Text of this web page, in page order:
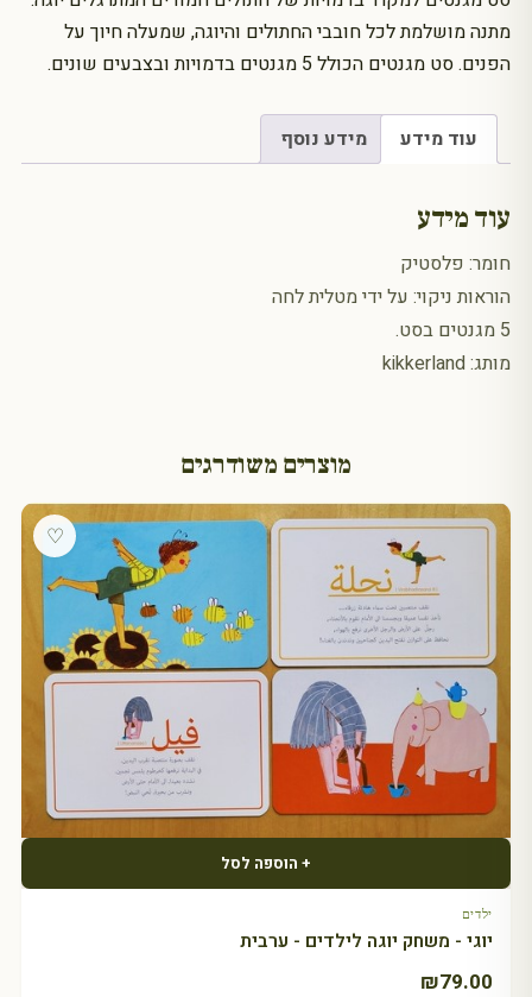
מתנה מושלמת לכל חובבי החתולים והיוגה, שמעלה חיוך על
הפנים. סט מגנטים הכולל 5 מגנטים בדמויות ובצבעים שונים.
עוד מידע מידע נוסף
עוד מידע
חומר: פלסטיק
הוראות ניקוי: על ידי מטלית לחה
5 מגנטים בסט.
מותג: kikkerland
מוצרים משודרגים
♡
+ הוספה לסל
ילדים
יוגי - משחק יוגה לילדים - ערבית
₪79.00